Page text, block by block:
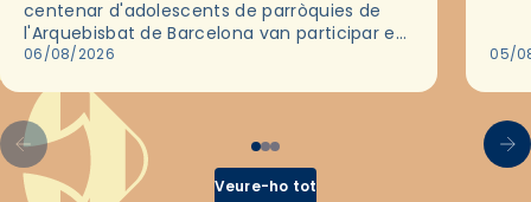
centenar d'adolescents de parròquies de
l'Arquebisbat de Barcelona van participar en
les convivències Be Apostle, organitzades
06/08/2026 05/
Veure-ho tot